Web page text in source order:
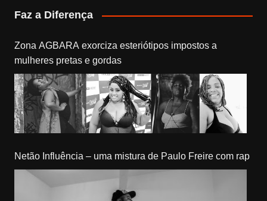
Faz a Diferença
Zona AGBARA exorciza esteriótipos impostos a
mulheres pretas e gordas
Netão Influência – uma mistura de Paulo Freire com rap